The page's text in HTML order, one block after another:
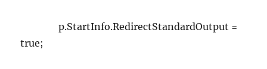
p.StartInfo.RedirectStandardOutput =
true;